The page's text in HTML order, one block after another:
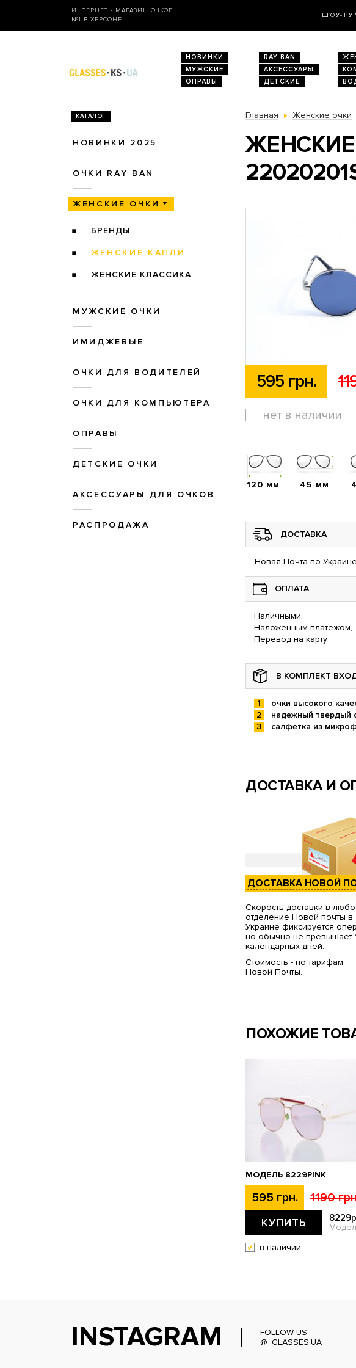
ИНТЕРНЕТ - МАГАЗИН ОЧКОВ
№1 В ХЕРСОНЕ
ШОУ-
НОВИНКИ RAY BAN
МУЖСКИЕ
АКСЕССУАРЫ
ОПРАВЫ
ДЕТСКИЕ
КАТАЛОГ
НОВИНКИ 2025
ОЧКИ RAY BAN
ЖЕНСКИЕ ОЧКИ
БРЕНДЫ
ЖЕНСКИЕ КАПЛИ
ЖЕНСКИЕ КЛАССИКА
МУЖСКИЕ ОЧКИ
ИМИДЖЕВЫЕ
ОЧКИ ДЛЯ ВОДИТЕЛЕЙ
ОЧКИ ДЛЯ КОМПЬЮТЕРА
ОПРАВЫ
ДЕТСКИЕ ОЧКИ
АКСЕССУАРЫ ДЛЯ ОЧКОВ
РАСПРОДАЖА
Главная Женские очки
ЖЕНСКИЕ
595 грн.
нет в наличии
120 мм 45 мм
ДОСТАВКА
Новая Почта по Украине
ОПЛАТА
Наличными,
Наложенным платежом,
Перевод на карту
В КОМПЛЕКТ
очки высокого
надежный твердый
салфетка из
ДОСТАВКА И
ДОСТАВКА НОВОЙ
Скорость доставки в
отделение Новой почты в
Украине фиксируется
но обычно не превышает
календарных дней.
Стоимость - по тарифам
Новой Почты.
ПОХОЖИЕ
МОДЕЛЬ 8229PINK
595 грн. 1190
КУПИТЬ
в наличии
INSTAGRAM
FOLLOW US
@_GLASSES.UA_